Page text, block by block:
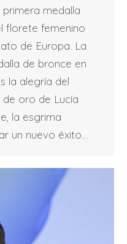
medalla
florete femenino
de Europa. La
de bronce en
la alegría del
oro de Lucía
la esgrima
un nuevo éxito…